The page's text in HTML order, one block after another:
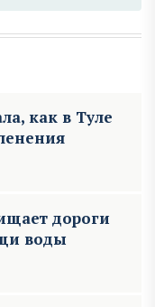
как в Туле
дороги
воды